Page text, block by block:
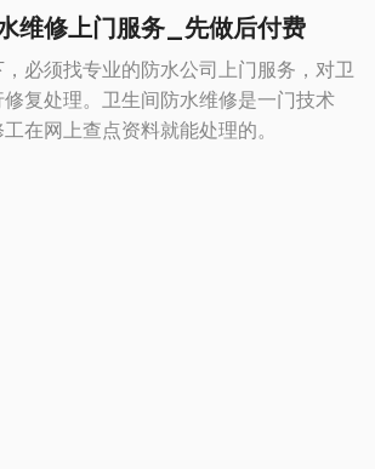
维修上门服务_先做后付费
必须找专业的防水公司上门服务，对卫
复处理。卫生间防水维修是一门技术
在网上查点资料就能处理的。